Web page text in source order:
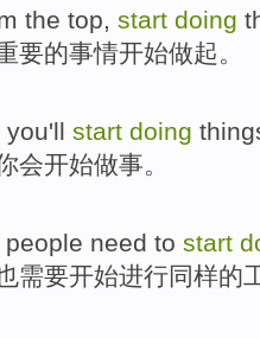
the top, start doing
要的事情开始做起。
you'll start doing
会开始做事。
people need to start
需要开始进行同样的